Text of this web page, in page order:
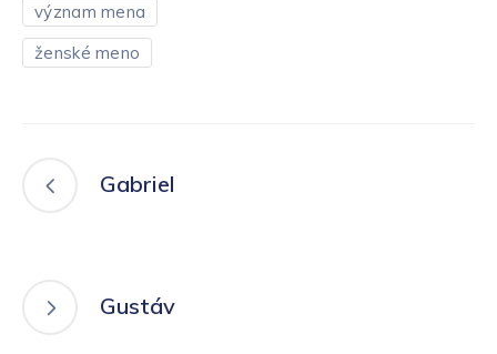
význam mena
ženské meno
Gabriel
Gustáv